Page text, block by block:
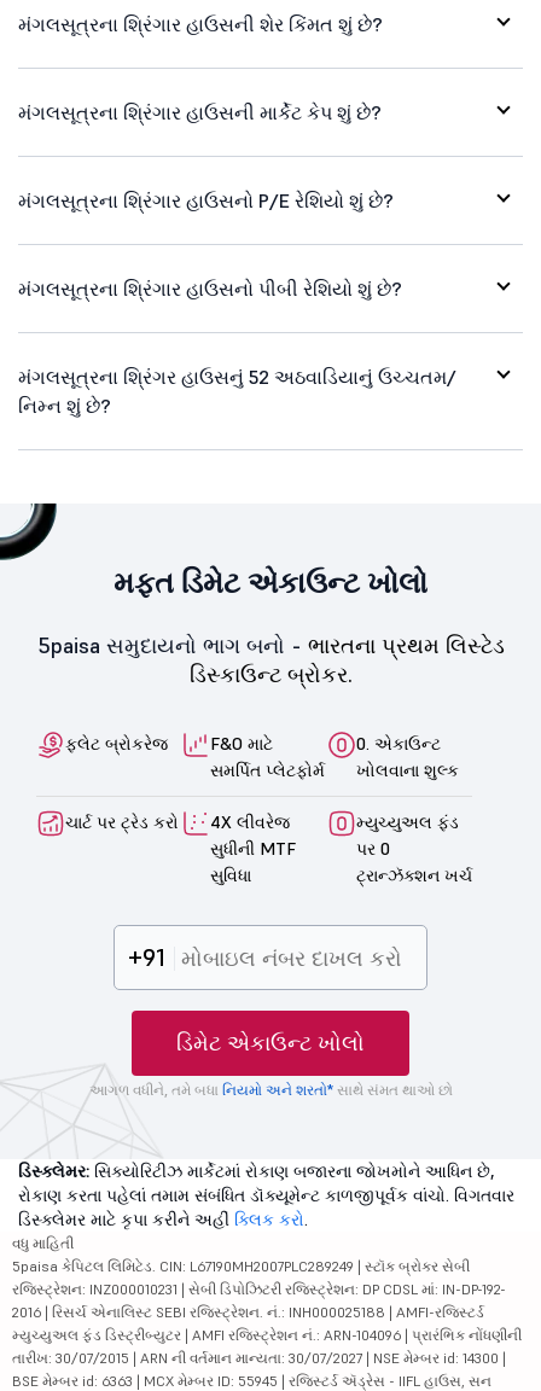
મંગલસૂત્રના શ્રિંગાર હાઉસની શેર કિંમત શું છે?
મંગલસૂત્રના શ્રિંગાર હાઉસની માર્કેટ કેપ શું છે?
મંગલસૂત્રના શ્રિંગાર હાઉસનો P/E રેશિયો શું છે?
મંગલસૂત્રના શ્રિંગાર હાઉસનો પીબી રેશિયો શું છે?
મંગલસૂત્રના શ્રિંગર હાઉસનું 52 અઠવાડિયાનું ઉચ્ચતમ/
નિમ્ન શું છે?
મફત ડિમેટ એકાઉન્ટ ખોલો
5paisa સમુદાયનો ભાગ બનો - ભારતના પ્રથમ લિસ્ટેડ
ડિસ્કાઉન્ટ બ્રોકર.
ફ્લેટ બ્રોકરેજ
F&O માટે
સમર્પિત પ્લેટફોર્મ
0. એકાઉન્ટ
ખોલવાના શુલ્ક
ચાર્ટ પર ટ્રેડ કરો
4X લીવરેજ
સુધીની MTF
સુવિધા
મ્યુચ્યુઅલ ફંડ
પર 0
ટ્રાન્ઝૅક્શન ખર્ચ
+91
ડિમેટ એકાઉન્ટ ખોલો
આગળ વધીને, તમે બધા નિયમો અને શરતો*સાથે સંમત થાઓ છો
ડિસ્ક્લેમર: સિક્યોરિટીઝ માર્કેટમાં રોકાણ બજારના જોખમોને આધિન છે,
રોકાણ કરતા પહેલાં તમામ સંબંધિત ડૉક્યૂમેન્ટ કાળજીપૂર્વક વાંચો. વિગતવાર
ડિસ્ક્લેમર માટે કૃપા કરીને અહીં ક્લિક કરો.
વધુ માહિતી
5paisa કેપિટલ લિમિટેડ. CIN: L67190MH2007PLC289249 | સ્ટૉક બ્રોકર સેબી
રજિસ્ટ્રેશન: INZ000010231 | સેબી ડિપોઝિટરી રજિસ્ટ્રેશન: DP CDSL માં: IN-DP-192-
2016 | રિસર્ચ એનાલિસ્ટ SEBI રજિસ્ટ્રેશન. નં.: INH000025188 | AMFI-રજિસ્ટર્ડ
મ્યુચ્યુઅલ ફંડ ડિસ્ટ્રીબ્યુટર | AMFI રજિસ્ટ્રેશન નં.: ARN-104096 | પ્રારંભિક નોંધણીની
તારીખ: 30/07/2015 | ARN ની વર્તમાન માન્યતા: 30/07/2027 | NSE મેમ્બર id: 14300 |
BSE મેમ્બર id: 6363 | MCX મેમ્બર ID: 55945 | રજિસ્ટર્ડ ઍડ્રેસ - IIFL હાઉસ, સન